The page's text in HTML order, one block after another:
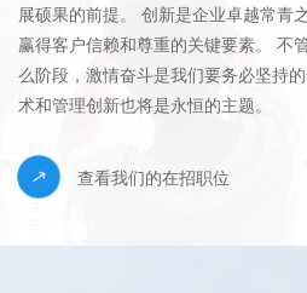
展硕果的前提。 创新是企业卓越常青
赢得客户信赖和尊重的关键要素。 不
么阶段，激情奋斗是我们要务必坚持
术和管理创新也将是永恒的主题。
查看我们的在招职位